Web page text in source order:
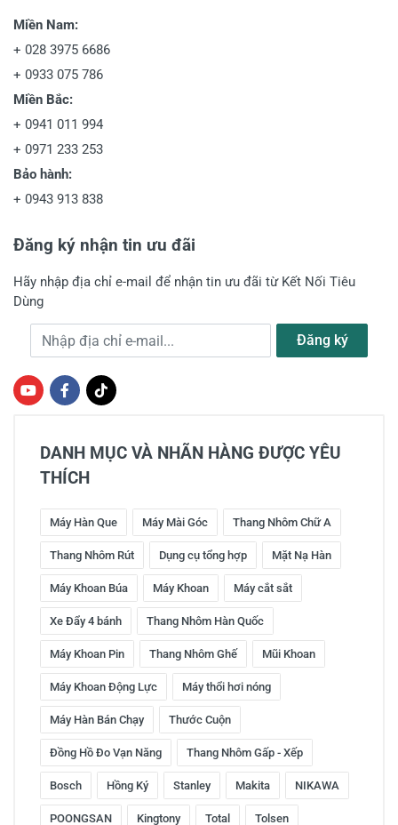
Miền Nam:
+ 028 3975 6686
+ 0933 075 786
Miền Bắc:
+ 0941 011 994
+ 0971 233 253
Bảo hành:
+ 0943 913 838
Đăng ký nhận tin ưu đãi
Hãy nhập địa chỉ e-mail để nhận tin ưu đãi từ Kết Nối Tiêu
Dùng
Địa chỉ e-mail Đăng ký
DANH MỤC VÀ NHÃN HÀNG ĐƯỢC YÊU
THÍCH
Máy Hàn Que Máy Mài Góc Thang Nhôm Chữ A
Thang Nhôm Rút Dụng cụ tổng hợp Mặt Nạ Hàn
Máy Khoan Búa Máy Khoan Máy cắt sắt
Xe Đẩy 4 bánh Thang Nhôm Hàn Quốc
Máy Khoan Pin Thang Nhôm Ghế Mũi Khoan
Máy Khoan Động Lực Máy thổi hơi nóng
Máy Hàn Bán Chạy Thước Cuộn
Đồng Hồ Đo Vạn Năng Thang Nhôm Gấp - Xếp
Bosch Hồng Ký Stanley Makita NIKAWA
POONGSAN Kingtony Total Tolsen